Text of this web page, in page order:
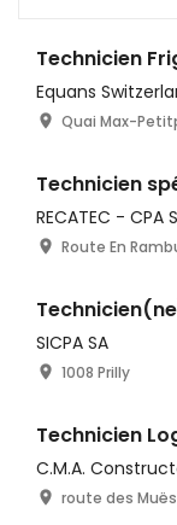
Technicien
Equans
Quai Max-
Technicien
RECATEC - CPA
Route En
SICPA SA
1008 Prilly
Technicien
C.M.A.
route des